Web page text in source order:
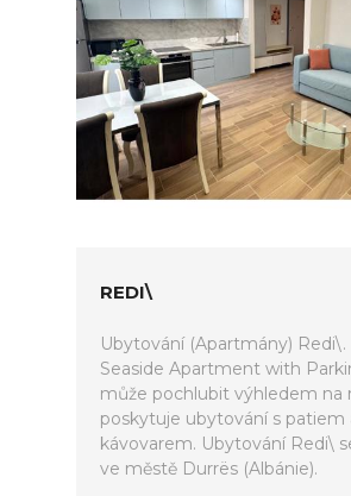
REDI\
Ubytování (Apartmány) Redi\.
Seaside Apartment with
může pochlubit výhledem na
poskytuje ubytování s patiem
kávovarem. Ubytování Redi\
ve městě Durrës (Albánie).